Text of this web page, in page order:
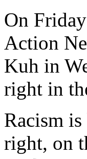
On
Action
Kuh in
right in
Racism
right, on